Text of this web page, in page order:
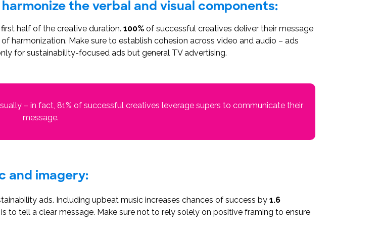
the verbal and visual components:
half of the creative duration. 100% of successful creatives deliver their message
harmonization. Make sure to establish cohesion across video and audio – ads
for sustainability-focused ads but general TV advertising.
– in fact, 81% of successful creatives leverage supers to communicate their
message.
and imagery:
ads. Including upbeat music increases chances of success by 1.6
to tell a clear message. Make sure not to rely solely on positive framing to ensure